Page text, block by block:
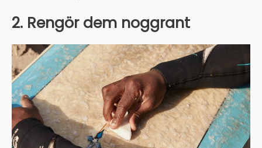
2. Rengör dem noggrant